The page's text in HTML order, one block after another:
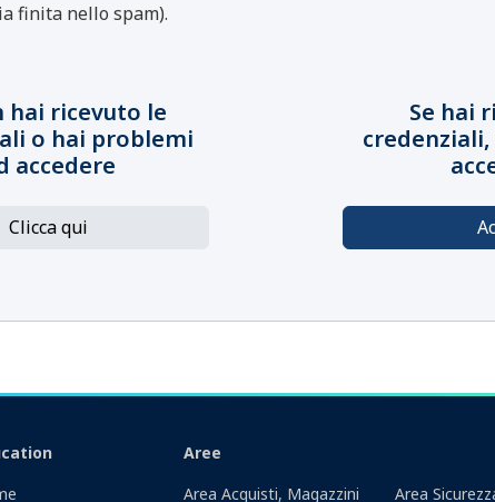
finita nello spam).
Se hai
hai ricevuto le
o hai problemi
accedere
Clicca qui
Aree
Area Acquisti, Magazzini
Area